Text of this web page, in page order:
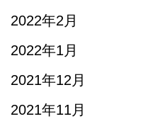
2022年2月
2022年1月
2021年12月
2021年11月